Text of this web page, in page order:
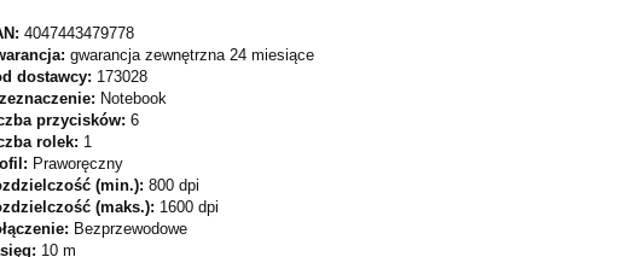
4047443479778
gwarancja zewnętrzna 24 miesiące
dostawcy: 173028
Notebook
przycisków: 6
rolek: 1
Praworęczny
(min.): 800 dpi
(maks.): 1600 dpi
Bezprzewodowe
10 m